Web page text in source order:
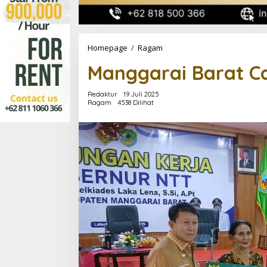
Homepage / Ragam
Capai
UHC
Manggarai Barat
Redaktur
19 Juli 2025
Ragam
4538 Dilihat